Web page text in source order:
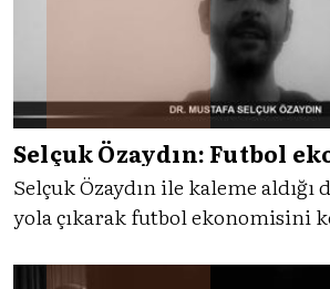
Selçuk Özaydın: Futbol
Selçuk Özaydın ile kaleme
yola çıkarak futbol ekonomisini